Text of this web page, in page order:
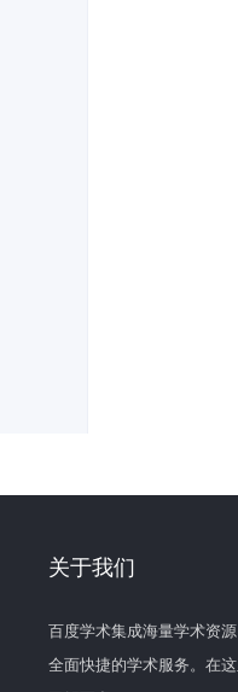
关于我们
百度学术集成海量学术资
全面快捷的学术服务。在